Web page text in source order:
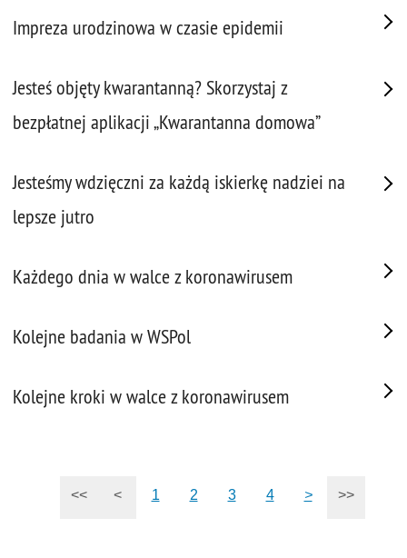
Impreza urodzinowa w czasie epidemii
Jesteś objęty kwarantanną? Skorzystaj z
bezpłatnej aplikacji „Kwarantanna domowa”
Jesteśmy wdzięczni za każdą iskierkę nadziei na
lepsze jutro
Każdego dnia w walce z koronawirusem
Kolejne badania w WSPol
Kolejne kroki w walce z koronawirusem
<< < 1 2 3 4 > >>